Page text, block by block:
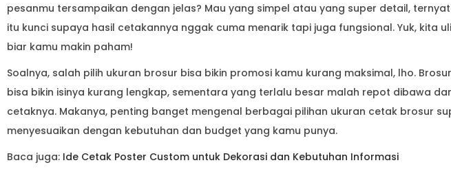
pesanmu tersampaikan dengan jelas? Mau yang simpel atau yang super detail,
itu kunci supaya hasil cetakannya nggak cuma menarik tapi juga fungsional. Yuk, kita
biar kamu makin paham!
Soalnya, salah pilih ukuran brosur bisa bikin promosi kamu kurang maksimal, lho.
bisa bikin isinya kurang lengkap, sementara yang terlalu besar malah repot dibawa
cetaknya. Makanya, penting banget mengenal berbagai pilihan ukuran cetak brosur
menyesuaikan dengan kebutuhan dan budget yang kamu punya.
Baca juga: Ide Cetak Poster Custom untuk Dekorasi dan Kebutuhan Informasi